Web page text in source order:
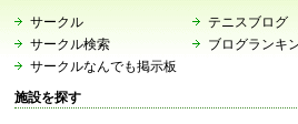
サークル
サークル検索
サークルなんでも掲示板
テニスブログ
ブログランキ
施設を探す